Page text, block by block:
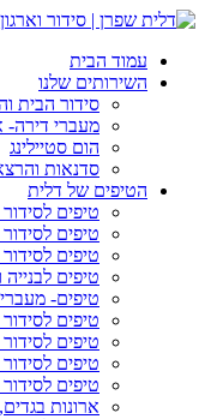
עמוד הבית
השירותים שלנו
סידור הבית
מעברי דירה-
הום סטיילינג
סדנאות
הטיפים של דלית
טיפים
טיפים
טיפים
טיפים לבנייה
טיפים-
טיפים
טיפים
טיפים
טיפים
ארונות